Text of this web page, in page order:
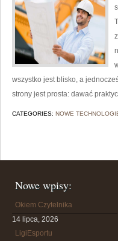
wszystko jest blisko, a
strony jest prosta: dawać
CATEGORIES: NOWE
Nowe wpisy:
Okiem Czytelnika
14 lipca, 2026
LigiEsportu